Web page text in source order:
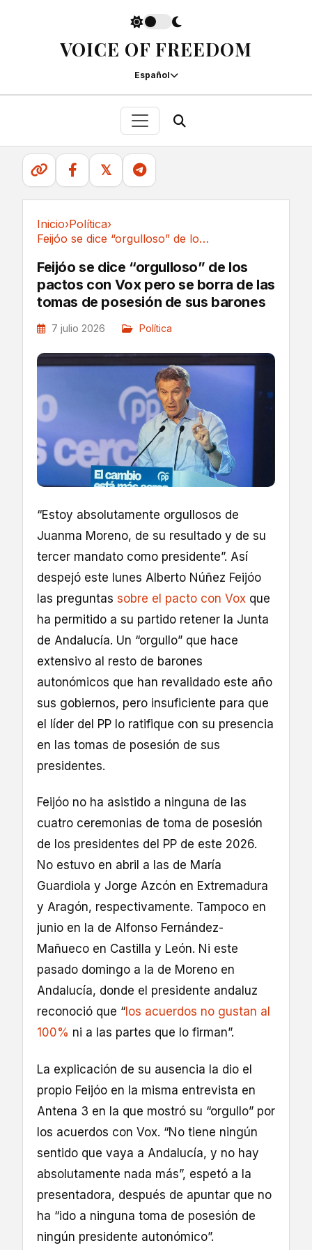
VOICE OF FREEDOM
Español
𝕏
Inicio›Política›
Feijóo se dice “orgulloso” de los pactos con...
Feijóo se dice “orgulloso” de los
pactos con Vox pero se borra de las
tomas de posesión de sus barones
7 julio 2026 Política
“Estoy absolutamente orgullosos de
Juanma Moreno, de su resultado y de su
tercer mandato como presidente”. Así
despejó este lunes Alberto Núñez Feijóo
las preguntas sobre el pacto con Vox que
ha permitido a su partido retener la Junta
de Andalucía. Un “orgullo” que hace
extensivo al resto de barones
autonómicos que han revalidado este año
sus gobiernos, pero insuficiente para que
el líder del PP lo ratifique con su presencia
en las tomas de posesión de sus
presidentes.
Feijóo no ha asistido a ninguna de las
cuatro ceremonias de toma de posesión
de los presidentes del PP de este 2026.
No estuvo en abril a las de María
Guardiola y Jorge Azcón en Extremadura
y Aragón, respectivamente. Tampoco en
junio en la de Alfonso Fernández-
Mañueco en Castilla y León. Ni este
pasado domingo a la de Moreno en
Andalucía, donde el presidente andaluz
reconoció que “ los acuerdos no gustan al
100% ni a las partes que lo firman”.
La explicación de su ausencia la dio el
propio Feijóo en la misma entrevista en
Antena 3 en la que mostró su “orgullo” por
los acuerdos con Vox. “No tiene ningún
sentido que vaya a Andalucía, y no hay
absolutamente nada más”, espetó a la
presentadora, después de apuntar que no
ha “ido a ninguna toma de posesión de
ningún presidente autonómico”.